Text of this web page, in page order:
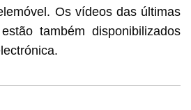
Os vídeos das últimas
também disponibilizados